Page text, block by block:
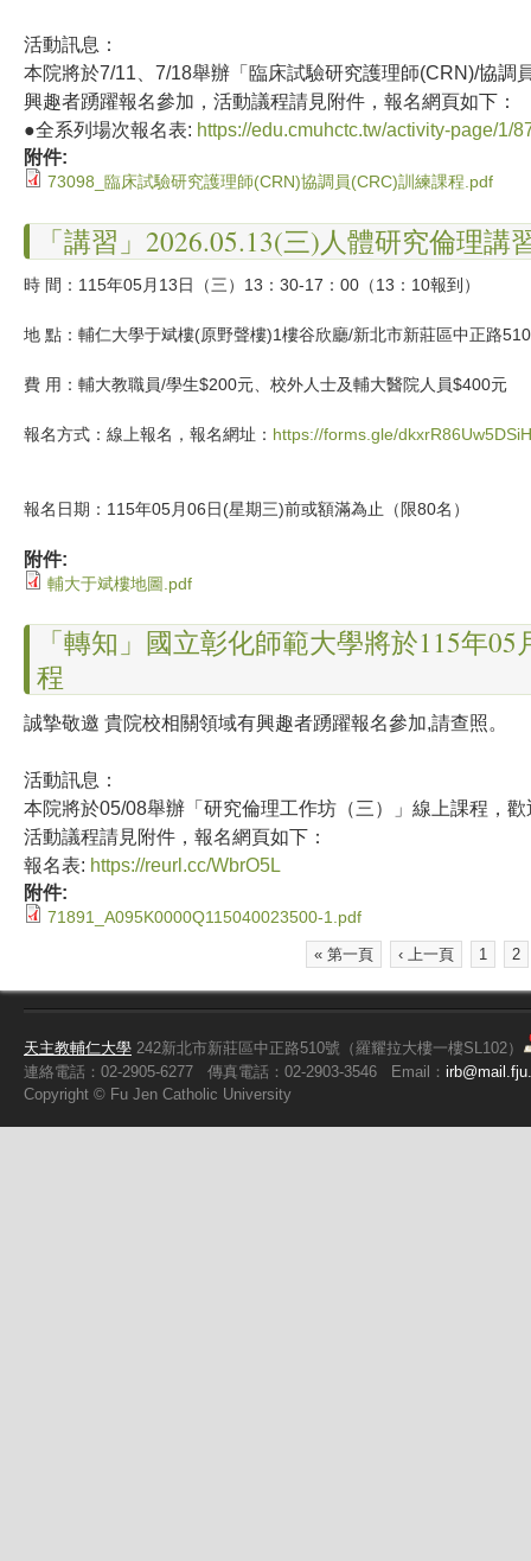
活動訊息：
本院將於7/11、7/18舉辦「臨床試驗研究護理師(CRN)/協調
興趣者踴躍報名參加，活動議程請見附件，報名網頁如下：
●全系列場次報名表: https://edu.cmuhctc.tw/activity-page/1/
附件:
73098_臨床試驗研究護理師(CRN)協調員(CRC)訓練課程.pdf
「講習」2026.05.13(三)人體研究倫理講
時 間：115年05月13日（三）13：30-17：00（13：10報到）
地 點：輔仁大學于斌樓(原野聲樓)1樓谷欣廳/新北市新莊區中正路
費 用：輔大教職員/學生$200元、校外人士及輔大醫院人員$400元
報名方式：線上報名，報名網址： https://forms.gle/
報名日期：115年05月06日(星期三)前或額滿為止（限80名）
附件:
輔大于斌樓地圖.pdf
「轉知」國立彰化師範大學將於115年
程
誠摯敬邀 貴院校相關領域有興趣者踴躍報名參加,請查照。
活動訊息：
本院將於05/08舉辦「研究倫理工作坊（三）」線上課程，
活動議程請見附件，報名網頁如下：
報名表: https://reurl.cc/WbrO5L
附件:
71891_A095K0000Q115040023500-1.pdf
« 第一頁 ‹ 上一頁 1 2
天主教輔仁大學 242新北市新莊區中正路510號（羅耀拉大樓一樓SL102）
連絡電話：02-2905-6277
傳真電話：02-2903-3546 Email：
Copyright © Fu Jen Catholic University